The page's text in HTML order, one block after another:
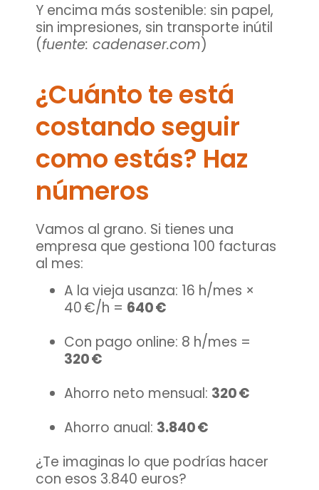
Y encima más sostenible: sin papel,
sin impresiones, sin transporte inútil
(fuente: cadenaser.com)
¿Cuánto te está
costando seguir
como estás? Haz
números
Vamos al grano. Si tienes una
empresa que gestiona 100 facturas
al mes:
A la vieja usanza: 16 h/mes ×
40 €/h = 640 €
Con pago online: 8 h/mes =
320 €
Ahorro neto mensual: 320 €
Ahorro anual: 3.840 €
¿Te imaginas lo que podrías hacer
con esos 3.840 euros?